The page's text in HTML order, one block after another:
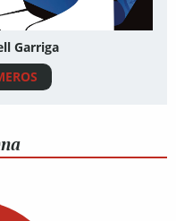
Garriga